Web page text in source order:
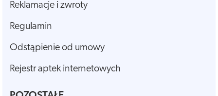
Reklamacje i zwroty
Regulamin
Odstąpienie od umowy
Rejestr aptek internetowych